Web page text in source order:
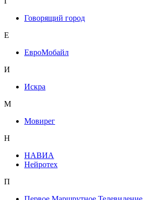
Говорящий город
Е
ЕвроМобайл
И
Искра
М
Мовирег
Н
НАВИА
Нейротех
П